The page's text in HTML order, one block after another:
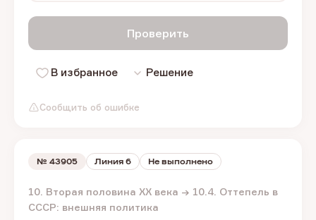
Сообщить об ошибке
Проверить
В избранное Решение
№ 43905 Линия 6 Не выполнено
10. Вторая половина XX века → 10.4. Оттепель в
СССР: внешняя политика